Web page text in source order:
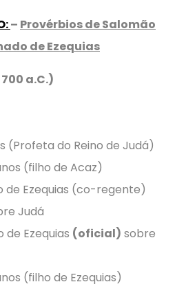
:– Provérbios de Salomão
de Ezequias
700 a.C.)
(Profeta do Reino de Judá)
(filho de Acaz)
de Ezequias (co-regente)
Judá
de Ezequias (oficial) sobre
(filho de Ezequias)